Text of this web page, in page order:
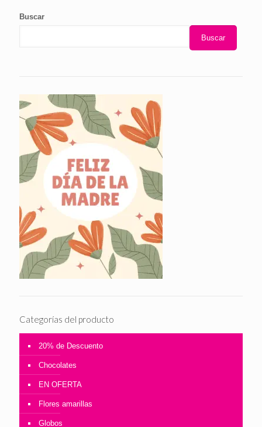
Buscar
Buscar
Categorías del producto
20% de Descuento
Chocolates
EN OFERTA
Flores amarillas
Globos